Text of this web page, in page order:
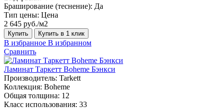
Браширование (теснение): Да
Тип цены: Цена
2 645 руб./м2
Купить Купить в 1 клик
В избранное В избранном
Сравнить
Ламинат Таркетт Boheme Бэнкси
Производитель: Tarkett
Коллекция: Boheme
Общая толщина: 12
Класс использования: 33